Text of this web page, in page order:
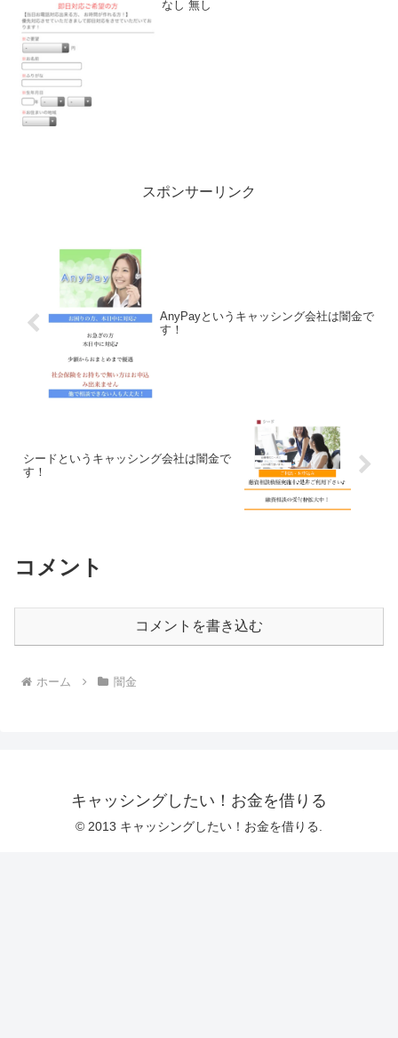
なし 無し
スポンサーリンク
AnyPayというキャッシング会社は闇金で
す！
シードというキャッシング会社は闇金で
す！
コメント
コメントを書き込む
ホーム 闇金
キャッシングしたい！お金を借りる
© 2013 キャッシングしたい！お金を借りる.